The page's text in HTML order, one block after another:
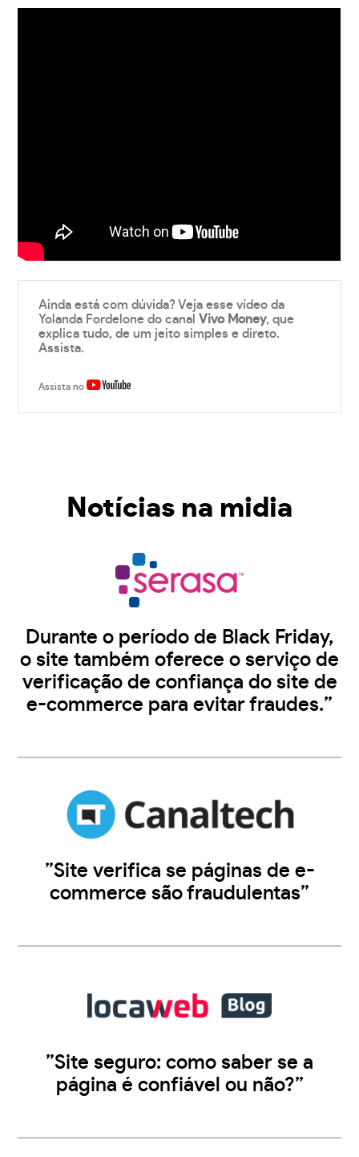
Ainda está com dúvida? Veja esse vídeo da
Yolanda Fordelone do canalVivo Money, que
explica tudo, de um jeito simples e direto.
Assista.
Assista no
Notícias na midia
Durante o período de Black Friday,
o site também oferece o serviço de
verificação de confiança do site de
e-commerce para evitar fraudes.”
”Site verifica se páginas de e-
commerce são fraudulentas”
”Site seguro: como saber se a
página é confiável ou não?”